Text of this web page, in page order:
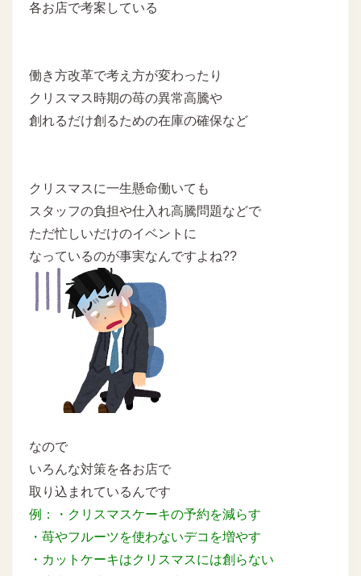
各お店で考案している
働き方改革で考え方が変わったり
クリスマス時期の苺の異常高騰や
創れるだけ創るための在庫の確保など
クリスマスに一生懸命働いても
スタッフの負担や仕入れ高騰問題などで
ただ忙しいだけのイベントに
なっているのが事実なんですよね??
なので
いろんな対策を各お店で
取り込まれているんです
例：・クリスマスケーキの予約を減らす
・苺やフルーツを使わないデコを増やす
・カットケーキはクリスマスには創らない